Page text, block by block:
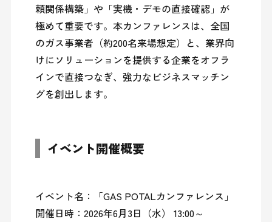
頼関係構築」や「実機・デモの直接確認」が
極めて重要です。本カンファレンスは、全国
のガス事業者（約200名来場想定）と、業界向
けにソリューションを提供する企業をオフラ
インで直接つなぎ、強力なビジネスマッチン
イベント開催概要
イベント名：「GAS POTALカンファレンス」
開催日時：2026年6月3日（水） 13:00～